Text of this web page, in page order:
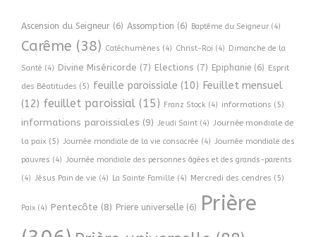
Ascension du Seigneur (6) Assomption (6) Baptême du Seigneur (4)
Carême (38) Catéchumènes (4) Christ-Roi (4) Dimanche de la
Santé (4) Divine Miséricorde (7) Elections (7) Epiphanie (6) Esprit
des Béatitudes (5) feuille paroissiale (10) Feuillet mensuel
(12) feuillet paroissial (15) Franz Stock (4) informations (5)
informations paroissiales (9) Jeudi Saint (4) Journée mondiale de
la paix (5) Journée mondiale de la vie consacrée (4) Journée mondiale des
pauvres (4) Journée mondiale des personnes âgées et des grands-parents
(4) Jésus Pain de vie (4) La Sainte Famille (4) Mercredi des cendres (5)
Paix (4) Pentecôte (8) Priere universelle (6)
Prière